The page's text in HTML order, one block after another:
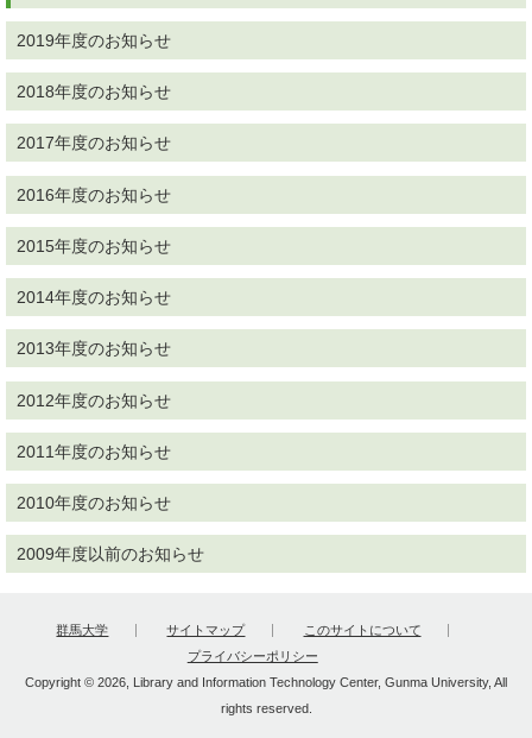
2019年度のお知らせ
2018年度のお知らせ
2017年度のお知らせ
2016年度のお知らせ
2015年度のお知らせ
2014年度のお知らせ
2013年度のお知らせ
2012年度のお知らせ
2011年度のお知らせ
2010年度のお知らせ
2009年度以前のお知らせ
群馬大学 サイトマップ
このサイトについて
プライバシーポリシー
Copyright © 2026, Library and Information Technology Center, Gunma University, All
rights reserved.